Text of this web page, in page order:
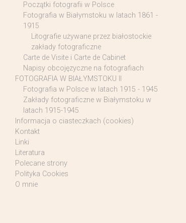
Początki fotografii w Polsce
Fotografia w Białymstoku w latach 1861 -
1915
Litografie używane przez białostockie
zakłady fotograficzne
Carte de Visite i Carte de Cabinet
Napisy obcojęzyczne na fotografiach
FOTOGRAFIA W BIAŁYMSTOKU II
Fotografia w Polsce w latach 1915 - 1945
Zakłady fotograficzne w Białymstoku w
latach 1915-1945
Informacja o ciasteczkach (cookies)
Kontakt
Linki
Literatura
Polecane strony
Polityka Cookies
O mnie